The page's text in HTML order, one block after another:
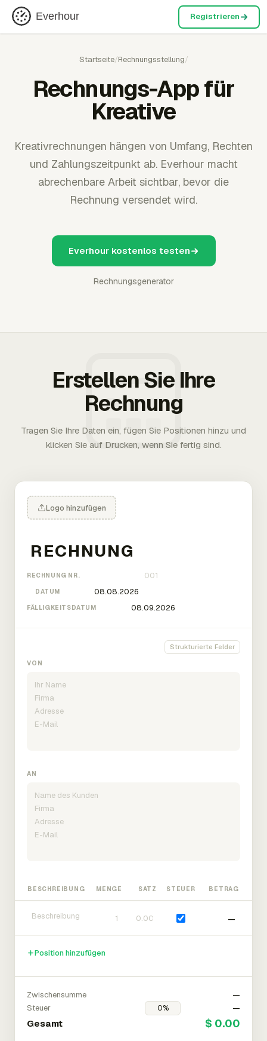
Everhour Registrieren
Startseite/Rechnungsstellung/
Rechnungs-App für
Kreative
Kreativrechnungen hängen von Umfang, Rechten
und Zahlungszeitpunkt ab. Everhour macht
abrechenbare Arbeit sichtbar, bevor die
Rechnung versendet wird.
Everhour kostenlos testen
Rechnungsgenerator
Erstellen Sie Ihre
Rechnung
Tragen Sie Ihre Daten ein, fügen Sie Positionen hinzu und
klicken Sie auf Drucken, wenn Sie fertig sind.
Logo hinzufügen
RECHNUNG NR.
DATUM
FÄLLIGKEITSDATUM
Strukturierte Felder
VON
AN
BESCHREIBUNG MENGE SATZ STEUER BETRAG
—
Position hinzufügen
Zwischensumme
—
Steuer
—
Gesamt $ 0.00